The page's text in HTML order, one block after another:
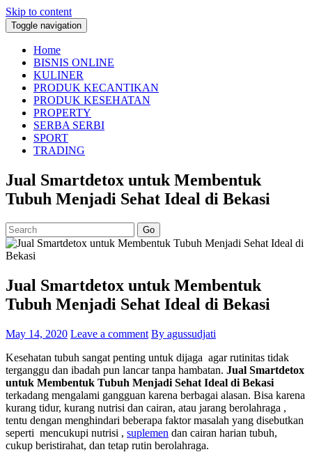
Skip to content
Toggle navigation
Home
BISNIS ONLINE
KULINER
PRODUK KECANTIKAN
PRODUK KESEHATAN
PROPERTY
SERBA SERBI
SPORT
TRADING
Jual Smartdetox untuk Membentuk
Tubuh Menjadi Sehat Ideal di Bekasi
Go
Jual Smartdetox untuk Membentuk
Tubuh Menjadi Sehat Ideal di Bekasi
May 14, 2020 Leave a comment By agussudjati
Kesehatan tubuh sangat penting untuk dijaga agar rutinitas tidak
terganggu dan ibadah pun lancar tanpa hambatan. Jual Smartdetox
untuk Membentuk Tubuh Menjadi Sehat Ideal di Bekasi
terkadang mengalami gangguan karena berbagai alasan. Bisa karena
kurang tidur, kurang nutrisi dan cairan, atau jarang berolahraga ,
tentu dengan menghindari beberapa faktor masalah yang disebutkan
seperti mencukupi nutrisi , suplemen dan cairan harian tubuh,
cukup beristirahat, dan tetap rutin berolahraga.